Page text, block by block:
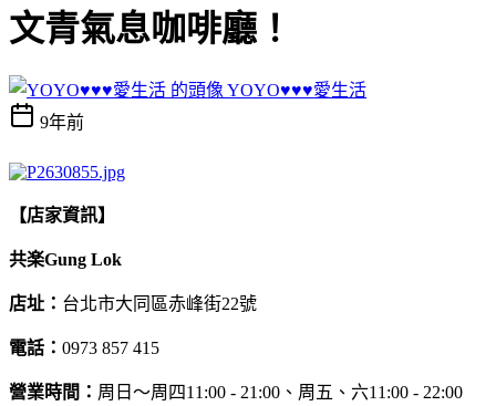
文青氣息咖啡廳！
YOYO♥♥♥愛生活
9年前
【店家資訊】
共楽Gung Lok
店址： 台北市大同區赤峰街22號
電話： 0973 857 415
營業時間： 周日～周四11:00 - 21:00、周五、六11:00 - 22:00